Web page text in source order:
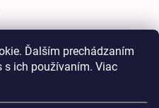
Ďalším prechádzaním
s ich používaním. Viac